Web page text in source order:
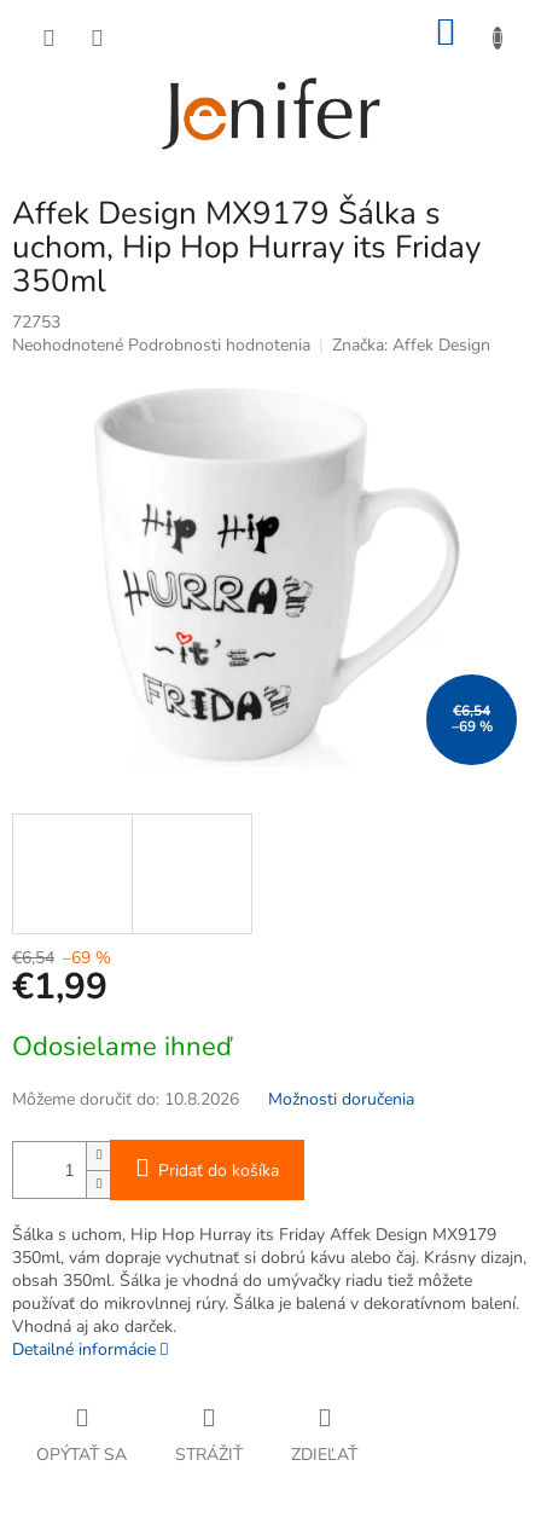
Affek Design MX9179 Šálka s
uchom, Hip Hop Hurray its Friday
350ml
72753
Priemerné
Neohodnotené Podrobnosti hodnotenia Značka: Affek Design
€6,54
–69 %
€6,54 –69 %
€1,99
cena:
Odosielame ihneď
Môžeme doručiť do: 10.8.2026 Možnosti doručenia
Pridať do košíka
Šálka s uchom, Hip Hop Hurray its Friday Affek Design MX9179
350ml, vám dopraje vychutnať si dobrú kávu alebo čaj. Krásny dizajn,
obsah 350ml. Šálka je vhodná do umývačky riadu tiež môžete
používať do mikrovlnnej rúry. Šálka je balená v dekoratívnom balení.
Vhodná aj ako darček.
Detailné informácie
OPÝTAŤ SA STRÁŽIŤ ZDIEĽAŤ